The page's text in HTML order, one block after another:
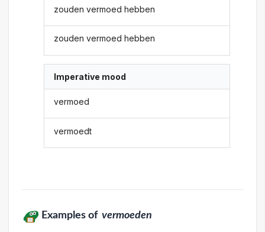
zouden vermoed hebben
zouden vermoed hebben
Imperative mood
vermoed
vermoedt
Examples of vermoeden